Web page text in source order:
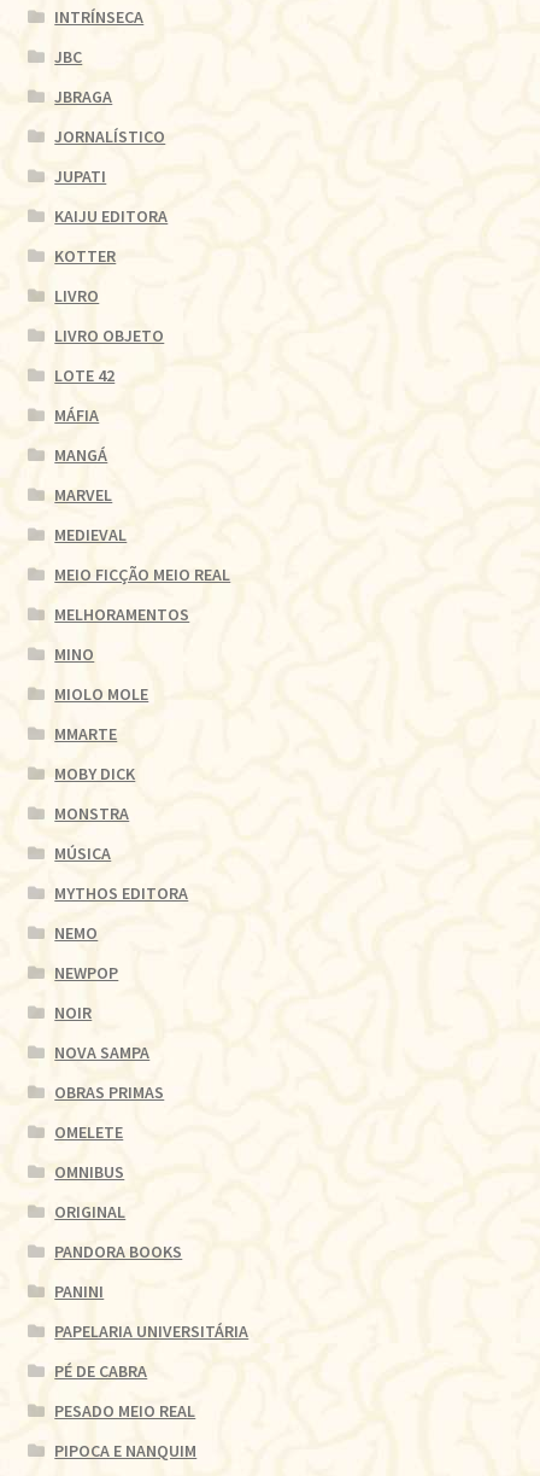
INTRÍNSECA
JBC
JBRAGA
JORNALÍSTICO
JUPATI
KAIJU EDITORA
KOTTER
LIVRO
LIVRO OBJETO
LOTE 42
MÁFIA
MANGÁ
MARVEL
MEDIEVAL
MEIO FICÇÃO MEIO REAL
MELHORAMENTOS
MINO
MIOLO MOLE
MMARTE
MOBY DICK
MONSTRA
MÚSICA
MYTHOS EDITORA
NEMO
NEWPOP
NOIR
NOVA SAMPA
OBRAS PRIMAS
OMELETE
OMNIBUS
ORIGINAL
PANDORA BOOKS
PANINI
PAPELARIA UNIVERSITÁRIA
PÉ DE CABRA
PESADO MEIO REAL
PIPOCA E NANQUIM